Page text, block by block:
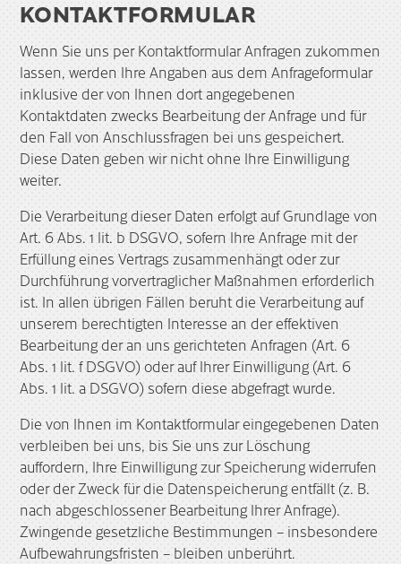
KONTAKTFORMULAR
Wenn Sie uns per Kontaktformular Anfragen zukommen
lassen, werden Ihre Angaben aus dem Anfrageformular
inklusive der von Ihnen dort angegebenen
Kontaktdaten zwecks Bearbeitung der Anfrage und für
den Fall von Anschlussfragen bei uns gespeichert.
Diese Daten geben wir nicht ohne Ihre Einwilligung
weiter.
Die Verarbeitung dieser Daten erfolgt auf Grundlage von
Art. 6 Abs. 1 lit. b DSGVO, sofern Ihre Anfrage mit der
Erfüllung eines Vertrags zusammenhängt oder zur
Durchführung vorvertraglicher Maßnahmen erforderlich
ist. In allen übrigen Fällen beruht die Verarbeitung auf
unserem berechtigten Interesse an der effektiven
Bearbeitung der an uns gerichteten Anfragen (Art. 6
Abs. 1 lit. f DSGVO) oder auf Ihrer Einwilligung (Art. 6
Abs. 1 lit. a DSGVO) sofern diese abgefragt wurde.
Die von Ihnen im Kontaktformular eingegebenen Daten
verbleiben bei uns, bis Sie uns zur Löschung
auffordern, Ihre Einwilligung zur Speicherung widerrufen
oder der Zweck für die Datenspeicherung entfällt (z. B.
nach abgeschlossener Bearbeitung Ihrer Anfrage).
Zwingende gesetzliche Bestimmungen – insbesondere
Aufbewahrungsfristen – bleiben unberührt.